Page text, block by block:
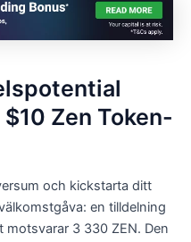
Zen Token-
och kickstarta ditt
en tilldelning
motsvarar 3 330 ZEN. Den